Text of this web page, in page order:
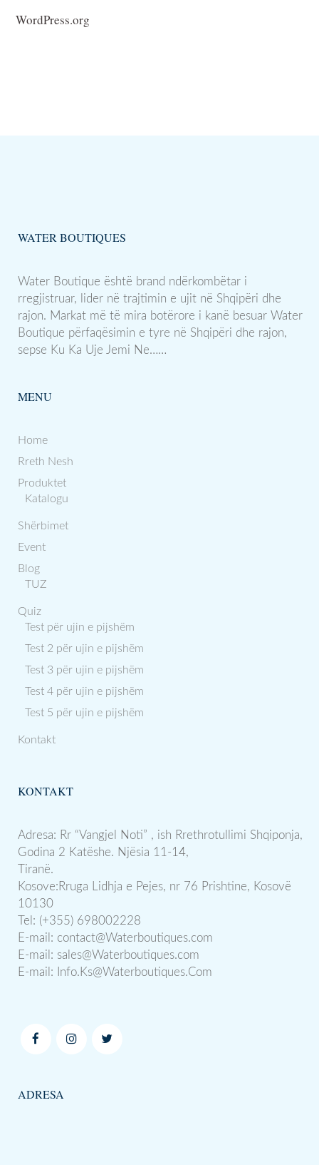
WordPress.org
WATER BOUTIQUES
Water Boutique është brand ndërkombëtar i
rregjistruar, lider në trajtimin e ujit në Shqipëri dhe
rajon. Markat më të mira botërore i kanë besuar Water
Boutique përfaqësimin e tyre në Shqipëri dhe rajon,
sepse Ku Ka Uje Jemi Ne……
MENU
Home
Rreth Nesh
Produktet
Katalogu
Shërbimet
Event
Blog
TUZ
Quiz
Test për ujin e pijshëm
Test 2 për ujin e pijshëm
Test 3 për ujin e pijshëm
Test 4 për ujin e pijshëm
Test 5 për ujin e pijshëm
Kontakt
KONTAKT
Adresa: Rr “Vangjel Noti” , ish Rrethrotullimi Shqiponja,
Godina 2 Katëshe. Njësia 11-14,
Tiranë.
Kosove:Rruga Lidhja e Pejes, nr 76 Prishtine, Kosovë
10130
Tel: (+355) 698002228
E-mail: contact@Waterboutiques.com
E-mail: sales@Waterboutiques.com
E-mail:
Info.Ks@Waterboutiques.Com
ADRESA